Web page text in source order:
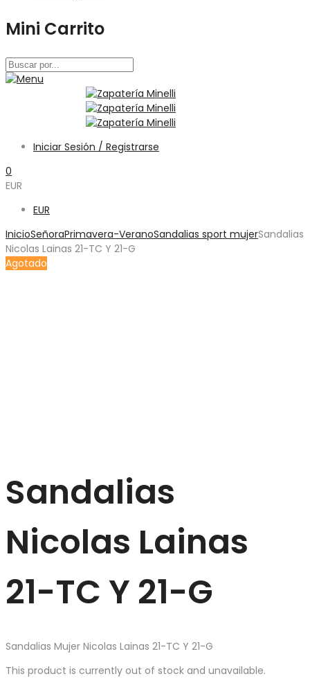
Mini Carrito
Iniciar Sesión / Registrarse
0
EUR
EUR
InicioSeñoraPrimavera-VeranoSandalias sport mujerSandalias
Nicolas Lainas 21-TC Y 21-G
Agotado
Sandalias
Nicolas Lainas
21-TC Y 21-G
Sandalias Mujer Nicolas Lainas 21-TC Y 21-G
This product is currently out of stock and unavailable.